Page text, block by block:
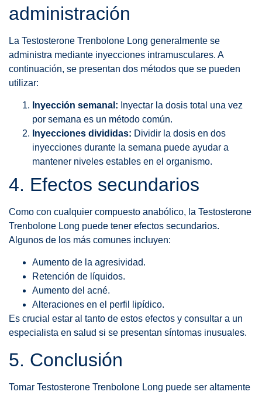
administración
La Testosterone Trenbolone Long generalmente se
administra mediante inyecciones intramusculares. A
continuación, se presentan dos métodos que se pueden
utilizar:
Inyección semanal: Inyectar la dosis total una vez
por semana es un método común.
Inyecciones divididas: Dividir la dosis en dos
inyecciones durante la semana puede ayudar a
mantener niveles estables en el organismo.
4. Efectos secundarios
Como con cualquier compuesto anabólico, la Testosterone
Trenbolone Long puede tener efectos secundarios.
Algunos de los más comunes incluyen:
Aumento de la agresividad.
Retención de líquidos.
Aumento del acné.
Alteraciones en el perfil lipídico.
Es crucial estar al tanto de estos efectos y consultar a un
especialista en salud si se presentan síntomas inusuales.
5. Conclusión
Tomar Testosterone Trenbolone Long puede ser altamente